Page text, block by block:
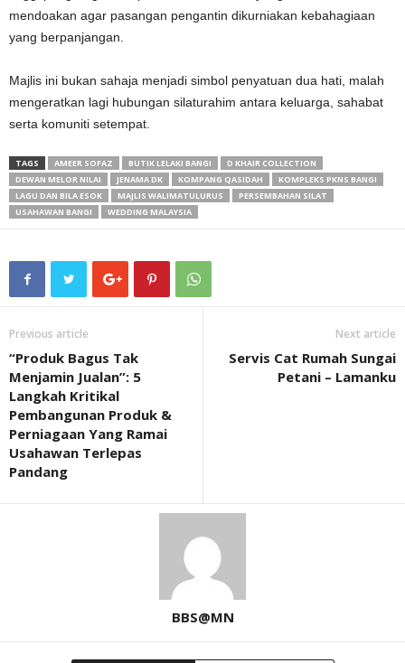
mendoakan agar pasangan pengantin dikurniakan kebahagiaan
yang berpanjangan.
Majlis ini bukan sahaja menjadi simbol penyatuan dua hati, malah
mengeratkan lagi hubungan silaturahim antara keluarga, sahabat
serta komuniti setempat.
TAGS AMEER SOFAZ BUTIK LELAKI BANGI
D KHAIR COLLECTION
DEWAN MELOR NILAI
JENAMA DK KOMPANG QASIDAH
KOMPLEKS PKNS BANGI
LAGU DAN BILA ESOK
MAJLIS WALIMATULURUS
PERSEMBAHAN SILAT
USAHAWAN BANGI
WEDDING MALAYSIA
Previous article
“Produk Bagus Tak
Menjamin Jualan”: 5
Langkah Kritikal
Pembangunan Produk &
Perniagaan Yang Ramai
Usahawan Terlepas
Pandang
Next article
Servis Cat Rumah Sungai
Petani – Lamanku
BBS@MN